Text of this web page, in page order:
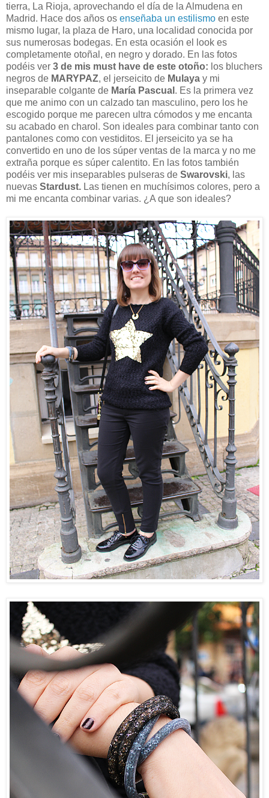
tierra, La Rioja, aprovechando el día de la Almudena en
Madrid. Hace dos años os enseñaba un estilismo en este
mismo lugar, la plaza de Haro, una localidad conocida por
sus numerosas bodegas. En esta ocasión el look es
completamente otoñal, en negro y dorado. En las fotos
podéis ver 3 de mis must have de este otoño: los bluchers
negros de MARYPAZ, el jerseicito de Mulaya y mi
inseparable colgante de María Pascual . Es la primera vez
que me animo con un calzado tan masculino, pero los he
escogido porque me parecen ultra cómodos y me encanta
su acabado en charol. Son ideales para combinar tanto con
pantalones como con vestiditos. El jerseicito ya se ha
convertido en uno de los súper ventas de la marca y no me
extraña porque es súper calentito. En las fotos también
podéis ver mis inseparables pulseras de Swarovski, las
nuevas Stardust. Las tienen en muchísimos colores, pero a
mi me encanta combinar varias. ¿A que son ideales?